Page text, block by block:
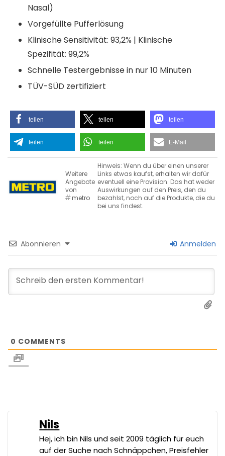
Nasal)
Vorgefüllte Pufferlösung
Klinische Sensitivität: 93,2% | Klinische
Spezifität: 99,2%
Schnelle Testergebnisse in nur 10 Minuten
TÜV-SÜD zertifiziert
teilen teilen teilen
teilen teilen E-Mail
Weitere
Angebote
von
metro
Hinweis: Wenn du über einen unserer
Links etwas kaufst, erhalten wir dafür
eventuell eine Provision. Das hat weder
Auswirkungen auf den Preis, den du
bezahlst, noch auf die Produkte, die du
bei uns findest.
Abonnieren Anmelden
0 COMMENTS
Nils
Hej, ich bin Nils und seit 2009 täglich für euch
auf der Suche nach Schnäppchen, Preisfehler